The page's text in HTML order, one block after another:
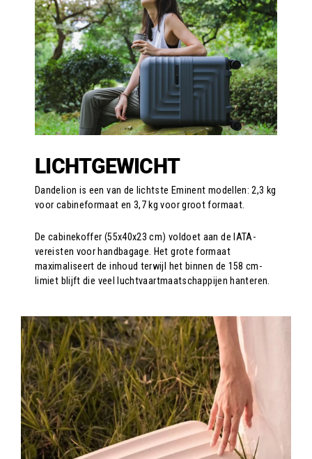
LICHTGEWICHT
Dandelion is een van de lichtste Eminent modellen: 2,3 kg
voor cabineformaat en 3,7 kg voor groot formaat.
De cabinekoffer (55x40x23 cm) voldoet aan de IATA-
vereisten voor handbagage. Het grote formaat
maximaliseert de inhoud terwijl het binnen de 158 cm-
limiet blijft die veel luchtvaartmaatschappijen hanteren.